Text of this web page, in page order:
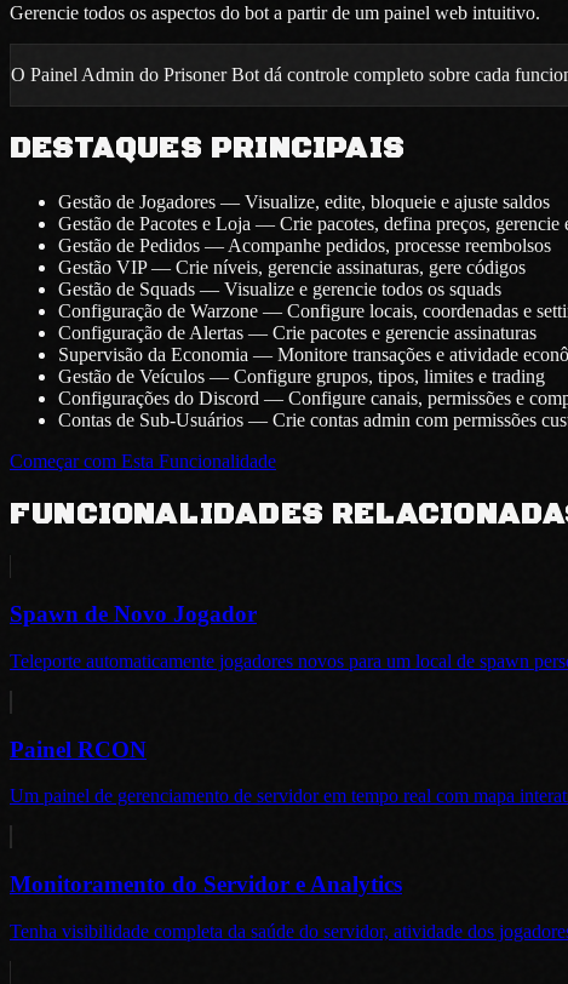
Gerencie todos os aspectos do bot a partir de um painel web intuitivo.
O Painel Admin do Prisoner Bot dá controle completo sobre cada
DESTAQUES PRINCIPAIS
Gestão de Jogadores — Visualize, edite, bloqueie e ajuste saldos
Gestão de Pacotes e Loja — Crie pacotes, defina preços, gerencie
Gestão de Pedidos — Acompanhe pedidos, processe reembolsos
Gestão VIP — Crie níveis, gerencie assinaturas, gere códigos
Gestão de Squads — Visualize e gerencie todos os squads
Configuração de Warzone — Configure locais, coordenadas e
Configuração de Alertas — Crie pacotes e gerencie assinaturas
Supervisão da Economia — Monitore transações e atividade
Gestão de Veículos — Configure grupos, tipos, limites e trading
Configurações do Discord — Configure canais, permissões e
Contas de Sub-Usuários — Crie contas admin com permissões
Começar com Esta Funcionalidade
FUNCIONALIDADES
Spawn de Novo Jogador
Teleporte automaticamente jogadores novos para um local de spawn
Painel RCON
Um painel de gerenciamento de servidor em tempo real com mapa
Monitoramento do Servidor e Analytics
Tenha visibilidade completa da saúde do servidor, atividade dos